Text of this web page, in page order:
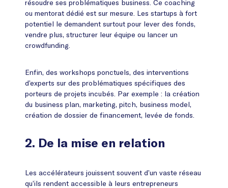
résoudre ses problématiques business. Ce coaching
ou mentorat dédié est sur mesure. Les startups à fort
potentiel le demandent surtout pour lever des fonds,
vendre plus, structurer leur équipe ou lancer un
crowdfunding.
Enfin, des workshops ponctuels, des interventions
d’experts sur des problématiques spécifiques des
porteurs de projets incubés. Par exemple : la création
du business plan, marketing, pitch, business model,
création de dossier de financement, levée de fonds.
2. De la mise en relation
Les accélérateurs jouissent souvent d’un vaste réseau
qu’ils rendent accessible à leurs entrepreneurs